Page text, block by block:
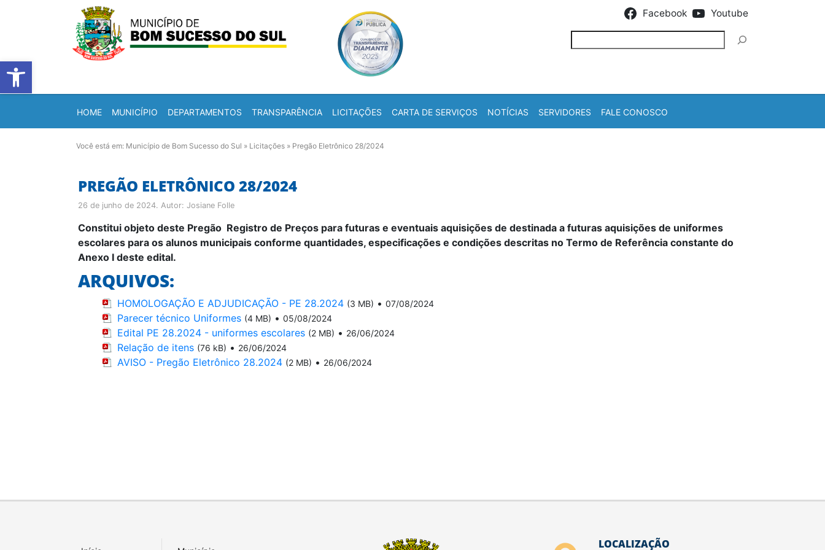
Barra de Ferramentas Aberta
Facebook Youtube
HOME MUNICÍPIO DEPARTAMENTOS TRANSPARÊNCIA LICITAÇÕES CARTA DE SERVIÇOS NOTÍCIAS SERVIDORES FALE CONOSCO
Você está em: Município de Bom Sucesso do Sul » Licitações » Pregão Eletrônico 28/2024
PREGÃO ELETRÔNICO 28/2024
26 de junho de 2024. Autor: Josiane Folle
Constitui objeto deste Pregão Registro de Preços para futuras e eventuais aquisições de destinada a futuras aquisições de uniformes
escolares para os alunos municipais conforme quantidades, especificações e condições descritas no Termo de Referência constante do
Anexo I deste edital.
ARQUIVOS:
HOMOLOGAÇÃO E ADJUDICAÇÃO - PE 28.2024 (3 MB) • 07/08/2024
Parecer técnico Uniformes (4 MB) • 05/08/2024
Edital PE 28.2024 - uniformes escolares (2 MB) • 26/06/2024
Relação de itens (76 kB) • 26/06/2024
AVISO - Pregão Eletrônico 28.2024 (2 MB) • 26/06/2024
LOCALIZAÇÃO